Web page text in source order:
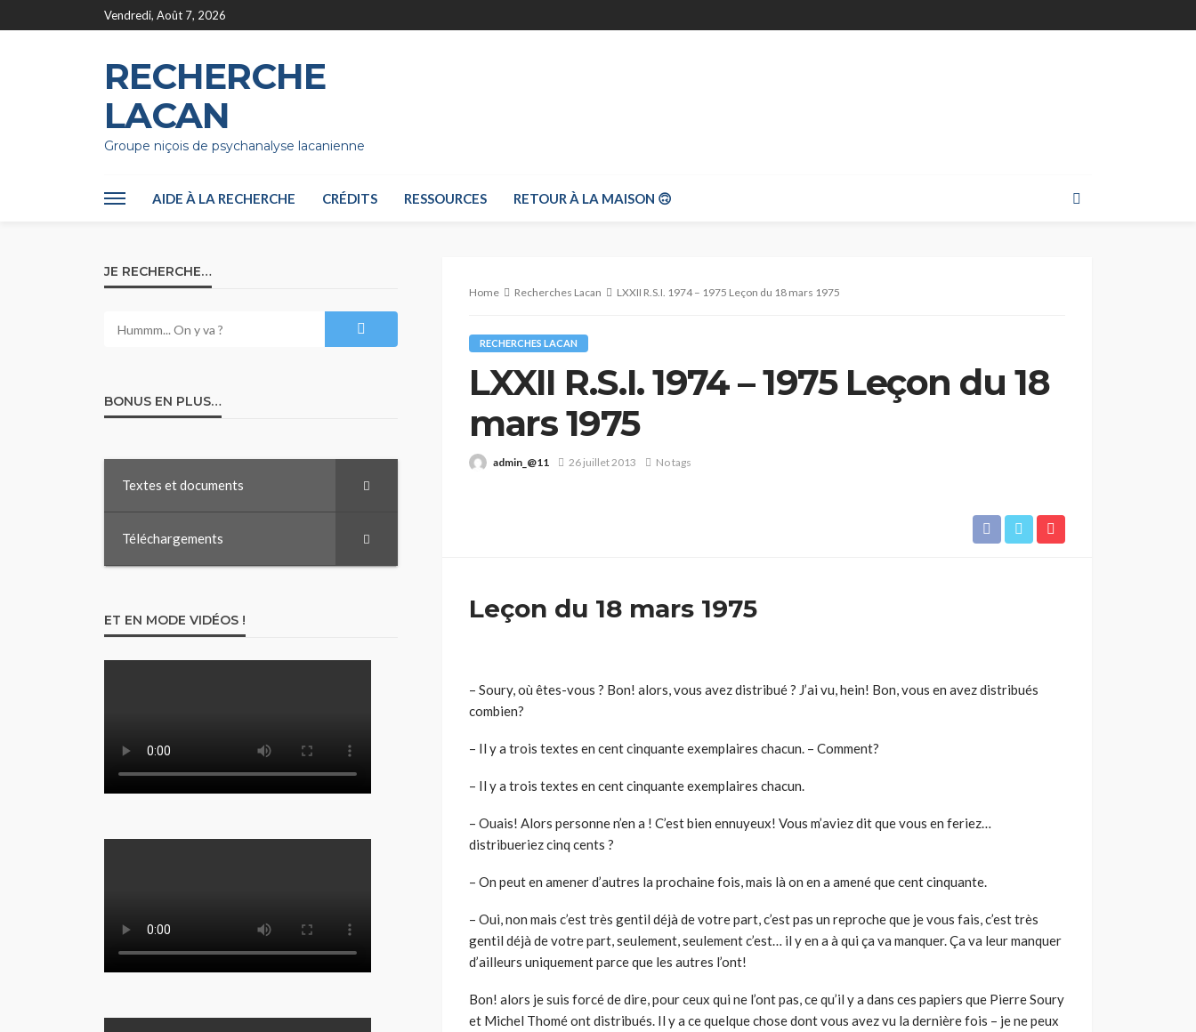
Vendredi, Août 7, 2026
RECHERCHE
LACAN
Groupe niçois de psychanalyse lacanienne
AIDE À LA RECHERCHE CRÉDITS RESSOURCES RETOUR À LA MAISON 🙃
Home Recherches Lacan LXXII R.S.I. 1974 – 1975 Leçon du 18 mars 1975
RECHERCHES LACAN
LXXII R.S.I. 1974 – 1975 Leçon du 18
mars 1975
admin_@11 26 juillet 2013 No tags
Leçon du 18 mars 1975
– Soury, où êtes-vous ? Bon! alors, vous avez distribué ? J’ai vu, hein! Bon, vous en avez distribués
combien?
– Il y a trois textes en cent cinquante exemplaires chacun. – Comment?
– Il y a trois textes en cent cinquante exemplaires chacun.
– Ouais! Alors personne n’en a ! C’est bien ennuyeux! Vous m’aviez dit que vous en feriez…
distribueriez cinq cents ?
– On peut en amener d’autres la prochaine fois, mais là on en a amené que cent cinquante.
– Oui, non mais c’est très gentil déjà de votre part, c’est pas un reproche que je vous fais, c’est très
gentil déjà de votre part, seulement, seulement c’est… il y en a à qui ça va manquer. Ça va leur manquer
d’ailleurs uniquement parce que les autres l’ont!
Bon! alors je suis forcé de dire, pour ceux qui ne l’ont pas, ce qu’il y a dans ces papiers que Pierre Soury
et Michel Thomé ont distribués. Il y a ce quelque chose dont vous avez vu la dernière fois – je ne peux
JE RECHERCHE…
BONUS EN PLUS…
Textes et documents
Téléchargements
ET EN MODE VIDÉOS !